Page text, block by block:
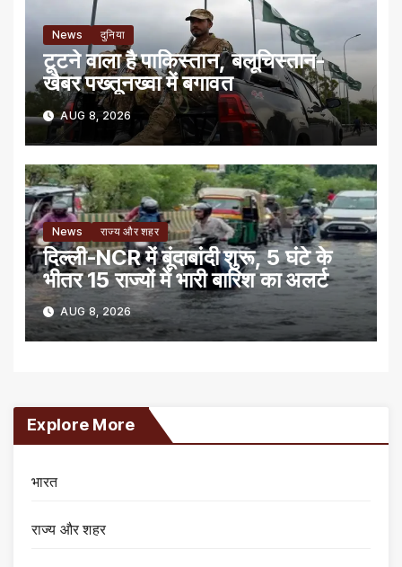
News दुनिया
टूटने वाला है पाकिस्तान, बलूचिस्तान-
खैबर पख्तूनख्वा में बगावत
AUG 8, 2026
News राज्य और शहर
दिल्ली-NCR में बूंदाबांदी शुरू, 5 घंटे के
भीतर 15 राज्यों में भारी बारिश का अलर्ट
AUG 8, 2026
Explore More
भारत
राज्य और शहर